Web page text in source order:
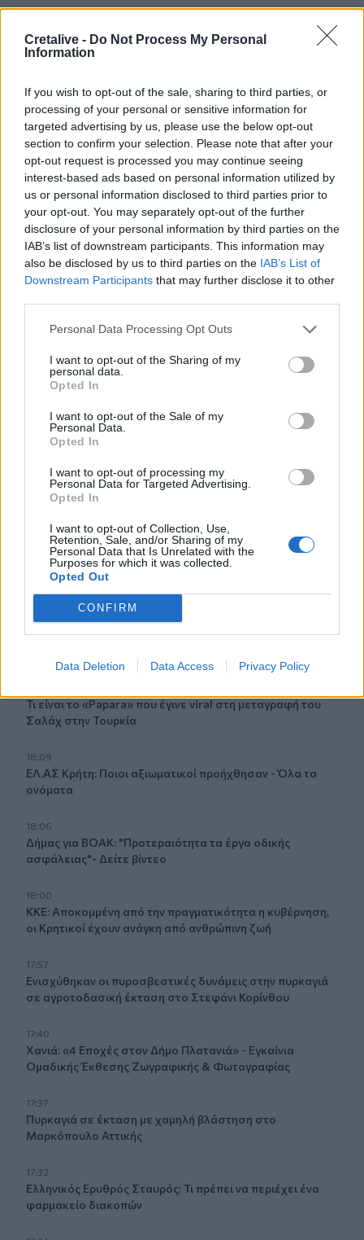
Cretalive - Do Not Process My Personal
Information
If you wish to opt-out of the sale, sharing to third parties, or
processing of your personal or sensitive information for
targeted advertising by us, please use the below opt-out
section to confirm your selection. Please note that after your
opt-out request is processed you may continue seeing
interest-based ads based on personal information utilized by
us or personal information disclosed to third parties prior to
your opt-out. You may separately opt-out of the further
disclosure of your personal information by third parties on the
IAB’s list of downstream participants. This information may
also be disclosed by us to third parties on the IAB’s List of
Downstream Participants that may further disclose it to other
Personal Data Processing Opt Outs
I want to opt-out of the Sharing of my
personal data.
Opted In
I want to opt-out of the Sale of my
Personal Data.
Opted In
I want to opt-out of processing my
Personal Data for Targeted Advertising.
Opted In
I want to opt-out of Collection, Use,
Retention, Sale, and/or Sharing of my
Personal Data that Is Unrelated with the
Purposes for which it was collected.
Opted Out
CONFIRM
Data Deletion Data Access Privacy Policy
Σελιδοποίηση
Ροή ειδήσεων Δημοφιλή
19:11
Χανιά: Σχεδόν 1 εκατ. ευρώ από το Ταμείο Αλληλεγγύης
του Υπουργείου Μετανάστευσης και Ασύλου για
σχολικές υποδομές και δημόσιους χώρους
19:03
Ιερόσυλοι βανδάλισαν το εκκλησάκι της
18:59
ΗΠΑ: 23.000 θέσεις λιγότερες θέσεις εργασίας τον
Ιούλιο αλλά η ανεργία μειώθηκε
Άκης Σκέρτσος: «Το ΠΑΣΟΚ υποκαθιστά την οικονομική
18:40
Δικταίους Αγώνες
18:30
Κοζάνη: Φωτιά σε χορτολιβαδική έκταση στην Ερμακιά
18:26
Η ξηρασία εξαπλώνεται σε όλη την Ευρώπη – Εικόνες με
Τι είναι το «Papara» που έγινε viral στη μεταγραφή του
Σαλάχ στην Τουρκία
18:09
ΕΛ.ΑΣ Κρήτη: Ποιοι αξιωματικοί προήχθησαν - Όλα τα
ονόματα
18:06
Δήμας για ΒΟΑΚ: "Προτεραιότητα τα έργα οδικής
ασφάλειας"- Δείτε βίντεο
18:00
ΚΚΕ: Αποκομμένη από την πραγματικότητα η κυβέρνηση,
οι Κρητικοί έχουν ανάγκη από ανθρώπινη ζωή
17:57
Ενισχύθηκαν οι πυροσβεστικές δυνάμεις στην πυρκαγιά
σε αγροτοδασική έκταση στο Στεφάνι Κορίνθου
17:40
Χανιά: «4 Εποχές στον Δήμο Πλατανιά» - Εγκαίνια
Ομαδικής Έκθεσης Ζωγραφικής & Φωτογραφίας
17:37
Πυρκαγιά σε έκταση με χαμηλή βλάστηση στο
Μαρκόπουλο Αττικής
17:32
Ελληνικός Ερυθρός Σταυρός: Τι πρέπει να περιέχει ένα
φαρμακείο διακοπών